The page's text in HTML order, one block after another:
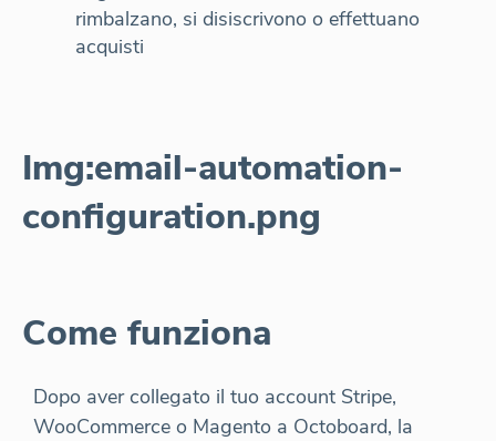
rimbalzano, si disiscrivono o effettuano
acquisti
Img:email-automation-
configuration.png
Come funziona
Dopo aver collegato il tuo account Stripe,
WooCommerce o Magento a Octoboard, la